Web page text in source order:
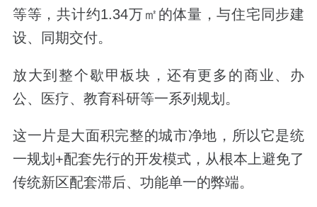
等等，共计约1.34万㎡的体量，与住宅同步建
设、同期交付。
放大到整个歇甲板块，还有更多的商业、办
公、医疗、教育科研等一系列规划。
这一片是大面积完整的城市净地，所以它是统
一规划+配套先行的开发模式，从根本上避免了
传统新区配套滞后、功能单一的弊端。